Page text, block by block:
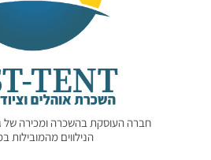
חברה העוסקת בהשכרה ומכירה של
הנילווים מהמובילות